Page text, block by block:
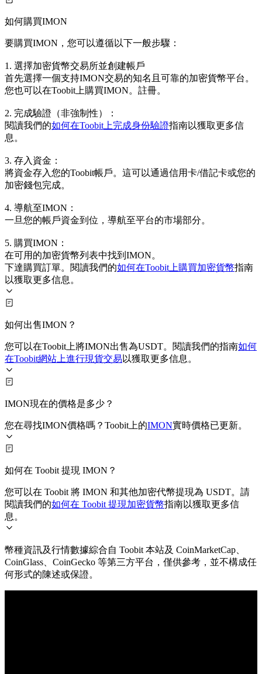
如何購買IMON
要購買IMON，您可以遵循以下一般步驟：
1. 選擇加密貨幣交易所並創建帳戶
首先選擇一個支持IMON交易的知名且可靠的加密貨幣平台。
您也可以在Toobit上購買IMON。註冊。
2. 完成驗證（非強制性）：
閱讀我們的如何在Toobit上完成身份驗證指南以獲取更多信
息。
3. 存入資金：
將資金存入您的Toobit帳戶。這可以通過信用卡/借記卡或您的
加密錢包完成。
4. 導航至IMON：
一旦您的帳戶資金到位，導航至平台的市場部分。
5. 購買IMON：
在可用的加密貨幣列表中找到IMON。
下達購買訂單。閱讀我們的如何在Toobit上購買加密貨幣指南
以獲取更多信息。
如何出售IMON？
您可以在Toobit上將IMON出售為USDT。閱讀我們的指南如何
在Toobit網站上進行現貨交易 以獲取更多信息。
IMON現在的價格是多少？
您在尋找IMON價格嗎？Toobit上的IMON實時價格已更新。
如何在 Toobit 提現 IMON？
您可以在 Toobit 將 IMON 和其他加密代幣提現為 USDT。請
閱讀我們的如何在 Toobit 提現加密貨幣指南以獲取更多信
息。
幣種資訊及行情數據綜合自 Toobit 本站及 CoinMarketCap、
CoinGlass、CoinGecko 等第三方平台，僅供參考，並不構成任
何形式的陳述或保證。